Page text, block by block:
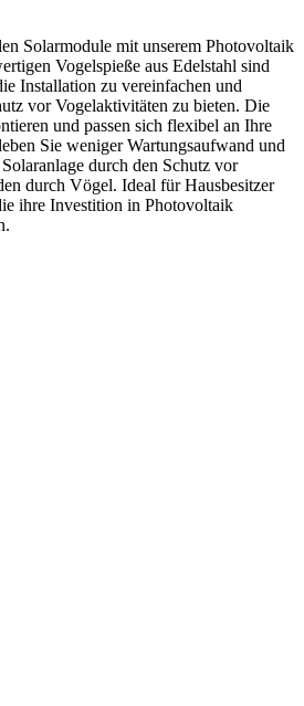
Solarmodule mit unserem Photovoltaik
Vogelspieße aus Edelstahl sind
Installation zu vereinfachen und
vor Vogelaktivitäten zu bieten. Die
und passen sich flexibel an Ihre
Sie weniger Wartungsaufwand und
durch den Schutz vor
durch Vögel. Ideal für Hausbesitzer
ihre Investition in Photovoltaik